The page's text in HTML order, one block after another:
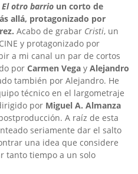
El otro barrio un corto de
allá, protagonizado por
Acabo de grabar Cristi, un
y protagonizado por
a mi canal un par de cortos
por Carmen Vega y Alejandro
también por Alejandro. He
técnico en el largometraje
por Miguel A. Almanza
A raíz de esta
seriamente dar el salto
una idea que considere
tanto tiempo a un solo